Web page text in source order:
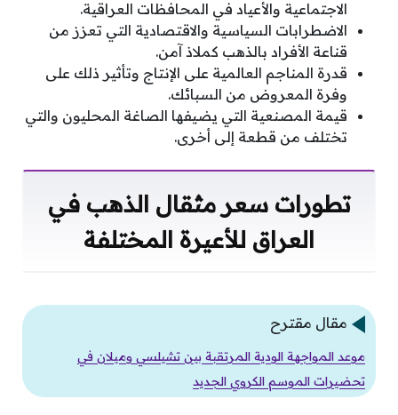
الاجتماعية والأعياد في المحافظات العراقية.
الاضطرابات السياسية والاقتصادية التي تعزز من
قناعة الأفراد بالذهب كملاذ آمن.
قدرة المناجم العالمية على الإنتاج وتأثير ذلك على
وفرة المعروض من السبائك.
قيمة المصنعية التي يضيفها الصاغة المحليون والتي
تختلف من قطعة إلى أخرى.
تطورات سعر مثقال الذهب في
العراق للأعيرة المختلفة
مقال مقترح
موعد المواجهة الودية المرتقبة بين تشيلسي وميلان في
تحضيرات الموسم الكروي الجديد